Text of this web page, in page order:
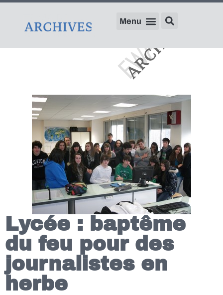
Lycée : baptême
du feu pour des
journalistes en
herbe